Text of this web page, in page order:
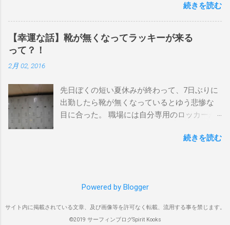
狙っているポイント バーレー、キラ、レイ
ンボーベイ、クーリービーチ 絶対に入りたい
ポイント ベルズビーチ、グレートオーシャ
ナチュラル DHD DX-1
5'10"×18'3/8×2'3/16 Glassing Team 4×4
Extra Toe patch FCS Dacy 6'0 Nick Maz 5'5"×
18'7/8"×2'5/18 FCS 375mm 295mm Firewire
Slater design OMNI 5' 3"×18'5/8"×2'1/4" Round
テルやリゾートに滞在して目の前のブレイク
を独占するスタイル。もうひとつが、複数の
ポイントを巡る「ボートトリップ」です。 今
回はそのボートトリップで、時間と空間の贅
系YouTubeチャンネル「よういちチャンネル
Spirit Kooks」と、国内外のサーフトリップ専
門旅行会社「Geekoutトラベル」さんとのコラ
際に行ったアクセス方法やスケジュールをま
スリランカ・コロンボ空港で乗り換えてモル
ディブのマレ空港へ向かいました。 預け荷物
は30kgまで スリランカ航空では30kgまで無料
続きを読む
【幸運な話】靴が無くなってラッキーが来る
って？！
2月 02, 2016
先日ぼくの短い夏休みが終わって、7日ぶりに
出勤したら靴が無くなっているとゆう悲惨な
目に合った。 職場には自分専用のロッカーが
んでいるのだが、仕事中に履いているシェフ
中には入れたくないのはみんな同じなのだ。
誰もいなくてぼく一人だった。 休み明けのフ
続きを読む
Powered by Blogger
サイト内に掲載されている文章、及び画像等を許可なく転載、流用する事を禁じます。
©2019 サーフィンブログSpirit Kooks